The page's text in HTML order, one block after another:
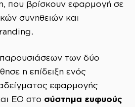
που βρίσκουν εφαρμογή σε
συνηθειών και
των δύο
η επίδειξη ενός
εφαρμογής
EO στο σύστημα ευφυούς